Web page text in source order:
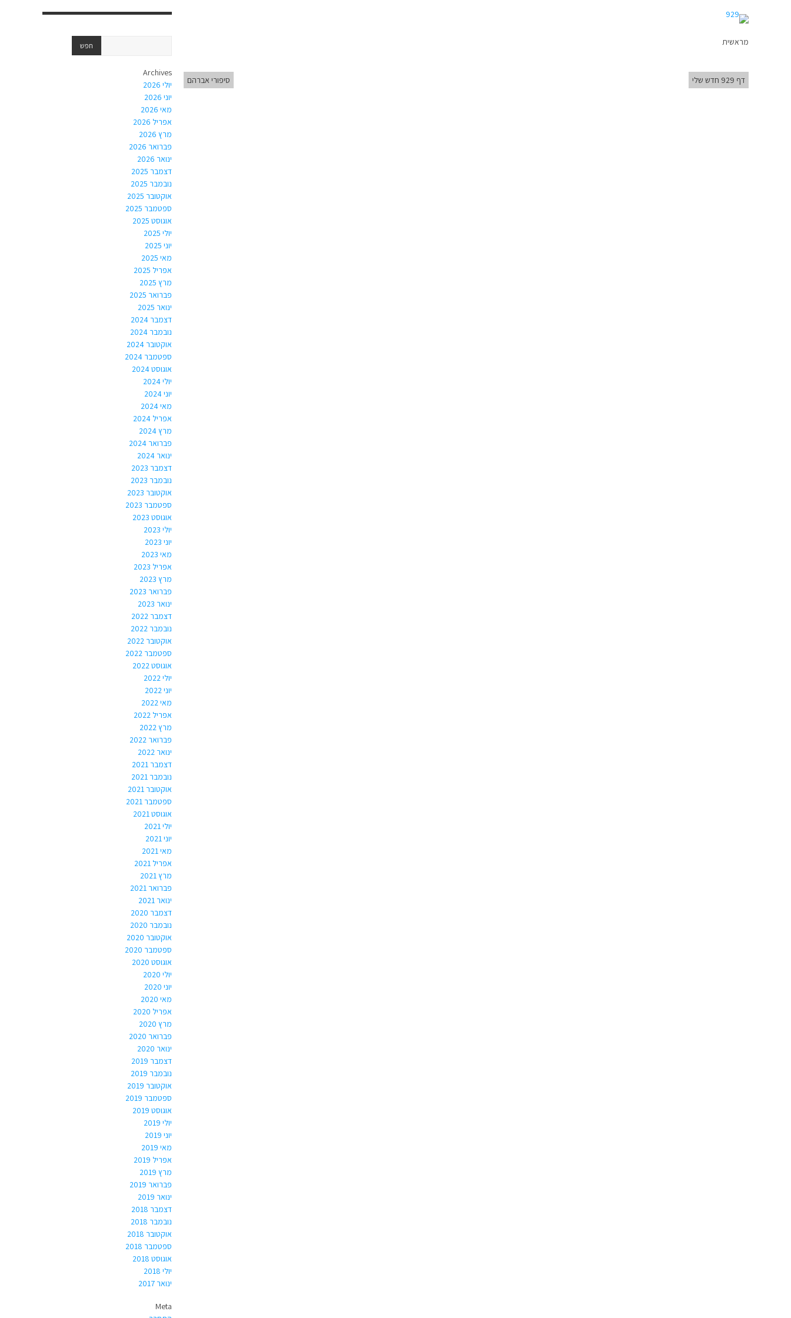
מראשית
דף 929 חדש שלי סיפורי אברהם
Archives
יולי 2026
יוני 2026
מאי 2026
אפריל 2026
מרץ 2026
פברואר 2026
ינואר 2026
דצמבר 2025
נובמבר 2025
אוקטובר 2025
ספטמבר 2025
אוגוסט 2025
יולי 2025
יוני 2025
מאי 2025
אפריל 2025
מרץ 2025
פברואר 2025
ינואר 2025
דצמבר 2024
נובמבר 2024
אוקטובר 2024
ספטמבר 2024
אוגוסט 2024
יולי 2024
יוני 2024
מאי 2024
אפריל 2024
מרץ 2024
פברואר 2024
ינואר 2024
דצמבר 2023
נובמבר 2023
אוקטובר 2023
ספטמבר 2023
אוגוסט 2023
יולי 2023
יוני 2023
מאי 2023
אפריל 2023
מרץ 2023
פברואר 2023
ינואר 2023
דצמבר 2022
נובמבר 2022
אוקטובר 2022
ספטמבר 2022
אוגוסט 2022
יולי 2022
יוני 2022
מאי 2022
אפריל 2022
מרץ 2022
פברואר 2022
ינואר 2022
דצמבר 2021
נובמבר 2021
אוקטובר 2021
ספטמבר 2021
אוגוסט 2021
יולי 2021
יוני 2021
מאי 2021
אפריל 2021
מרץ 2021
פברואר 2021
ינואר 2021
דצמבר 2020
נובמבר 2020
אוקטובר 2020
ספטמבר 2020
אוגוסט 2020
יולי 2020
יוני 2020
מאי 2020
אפריל 2020
מרץ 2020
פברואר 2020
ינואר 2020
דצמבר 2019
נובמבר 2019
אוקטובר 2019
ספטמבר 2019
אוגוסט 2019
יולי 2019
יוני 2019
מאי 2019
אפריל 2019
מרץ 2019
פברואר 2019
ינואר 2019
דצמבר 2018
נובמבר 2018
אוקטובר 2018
ספטמבר 2018
אוגוסט 2018
יולי 2018
ינואר 2017
Meta